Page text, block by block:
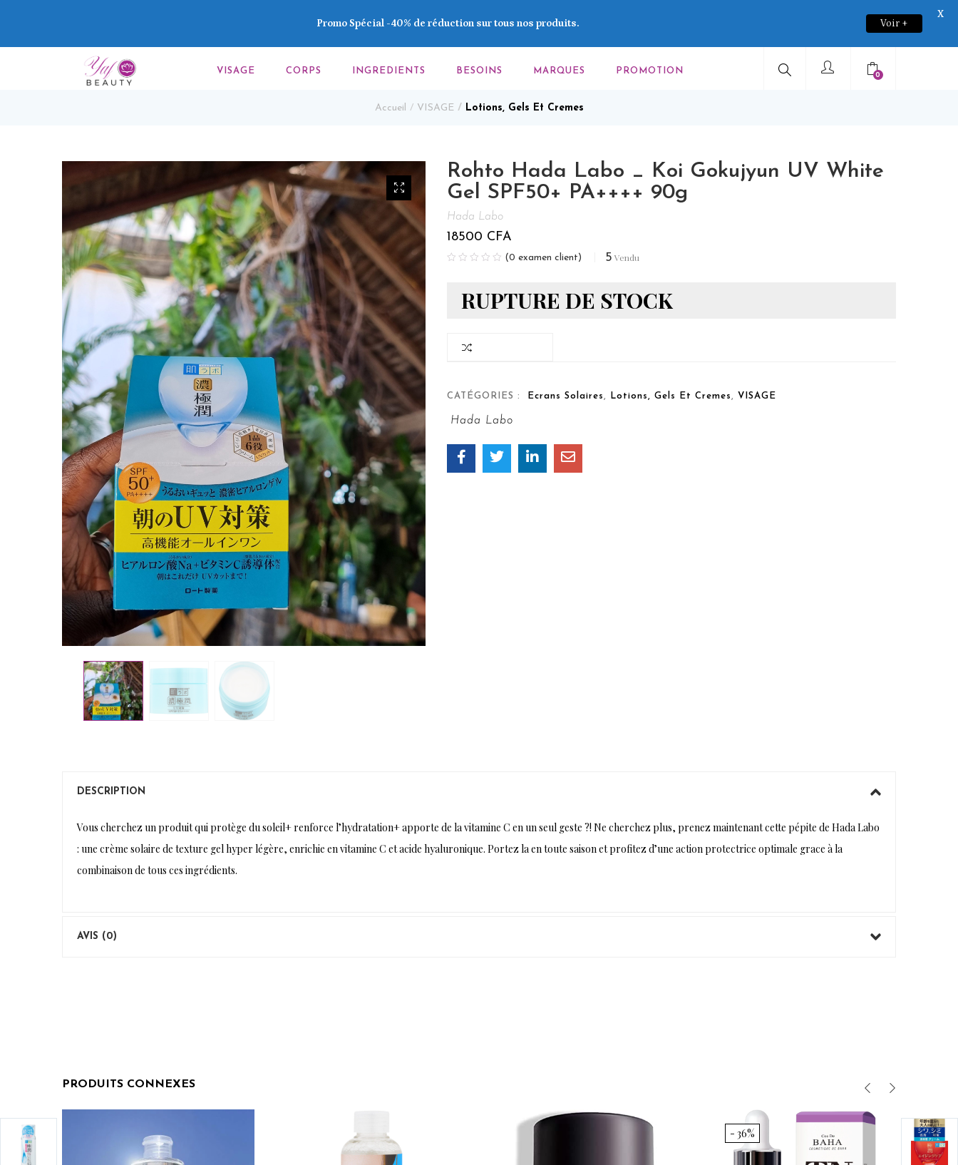
VISAGE CORPS INGREDIENTS BESOINS MARQUES PROMOTION 0
Accueil VISAGE Lotions, Gels Et Cremes
Rohto Hada Labo _ Koi Gokujyun UV White
Gel SPF50+ PA++++ 90g
Hada Labo
18500 CFA
(0 examen client) 5 Vendu
RUPTURE DE STOCK
CATÉGORIES : Ecrans Solaires , Lotions, Gels Et Cremes , VISAGE
Hada Labo
DESCRIPTION
Vous cherchez un produit qui protège du soleil+ renforce l’hydratation+ apporte de la vitamine C en un seul geste ?! Ne cherchez plus, prenez maintenant cette pépite de Hada Labo
: une crème solaire de texture gel hyper légère, enrichie en vitamine C et acide hyaluronique. Portez la en toute saison et profitez d’une action protectrice optimale grace à la
combinaison de tous ces ingrédients.
AVIS (0)
PRODUITS CONNEXES
- 36%
Promo Spécial -40% de réduction sur tous nos produits. Voir +
X